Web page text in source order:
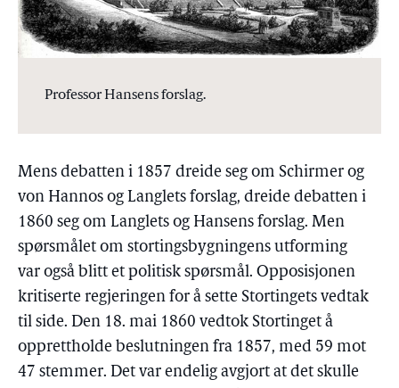
Professor Hansens forslag.
Mens debatten i 1857 dreide seg om Schirmer og
von Hannos og Langlets forslag, dreide debatten i
1860 seg om Langlets og Hansens forslag. Men
spørsmålet om stortingsbygningens utforming
var også blitt et politisk spørsmål. Opposisjonen
kritiserte regjeringen for å sette Stortingets vedtak
til side. Den 18. mai 1860 vedtok Stortinget å
opprettholde beslutningen fra 1857, med 59 mot
47 stemmer. Det var endelig avgjort at det skulle